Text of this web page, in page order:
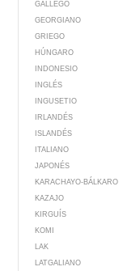
GALLEGO
GEORGIANO
GRIEGO
HÚNGARO
INDONESIO
INGLÉS
INGUSETIO
IRLANDÉS
ISLANDÉS
ITALIANO
JAPONÉS
KARACHAYO-BÁLKARO
KAZAJO
KIRGUÍS
KOMI
LAK
LATGALIANO